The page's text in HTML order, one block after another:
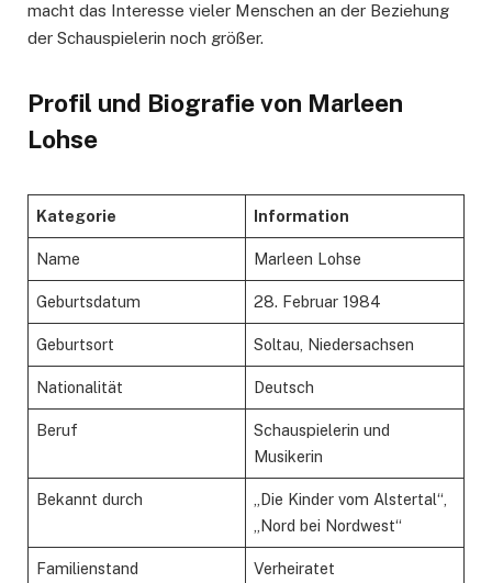
macht das Interesse vieler Menschen an der Beziehung
der Schauspielerin noch größer.
Profil und Biografie von Marleen
Lohse
Kategorie Information
Name Marleen Lohse
Geburtsdatum 28. Februar 1984
Geburtsort Soltau, Niedersachsen
Nationalität Deutsch
Beruf
Schauspielerin und
Musikerin
Bekannt durch
„Die Kinder vom Alstertal“,
„Nord bei Nordwest“
Familienstand Verheiratet